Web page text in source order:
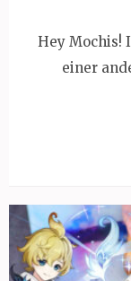
Hey Mochis!
einer